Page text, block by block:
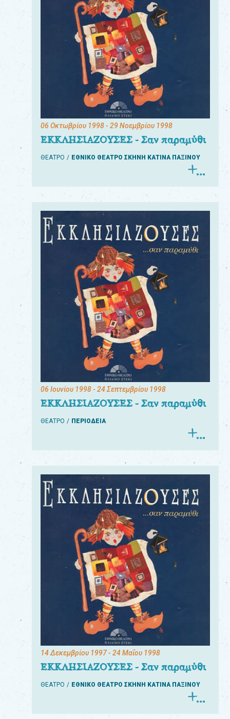
06 Οκτωβρίου 1998- 29 Νοεμβρίου 1998
ΕΚΚΛΗΣΙΑΖΟΥΣΕΣ - Σαν παραμύθι
ΘΕΑΤΡΟ ΕΘΝΙΚΟ ΘΕΑΤΡΟ ΣΚΗΝΗ ΚΑΤΙΝΑ ΠΑΞΙΝΟΥ
06 Ιουνίου 1998- 24 Σεπτεμβρίου 1998
ΕΚΚΛΗΣΙΑΖΟΥΣΕΣ - Σαν παραμύθι
ΘΕΑΤΡΟ ΠΕΡΙΟΔΕΙΑ
14 Δεκεμβρίου 1997- 24 Μαΐου 1998
ΕΚΚΛΗΣΙΑΖΟΥΣΕΣ - Σαν παραμύθι
ΘΕΑΤΡΟ ΕΘΝΙΚΟ ΘΕΑΤΡΟ ΣΚΗΝΗ ΚΑΤΙΝΑ ΠΑΞΙΝΟΥ